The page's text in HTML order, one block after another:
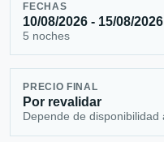
FECHAS
10/08/2026 - 15/08/2026
5 noches
PRECIO FINAL
Por revalidar
Depende de disponibilidad